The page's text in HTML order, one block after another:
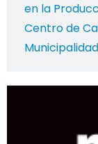
en la
Centro de